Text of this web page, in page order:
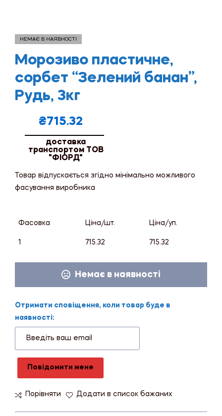
НЕМАЄ В НАЯВНОСТІ
Морозиво пластичне,
сорбет “Зелений банан”,
Рудь, 3кг
₴715.32
доставка
транспортом ТОВ
"ФІОРД"
Товар відпускається згідно мінімально можливого
фасування виробника
Фасовка Ціна/шт. Ціна/уп.
1 715.32 715.32
Немає в наявності
Отримати сповіщення, коли товар буде в
наявності:
Повідомити мене
Порівняти Додати в список бажаних